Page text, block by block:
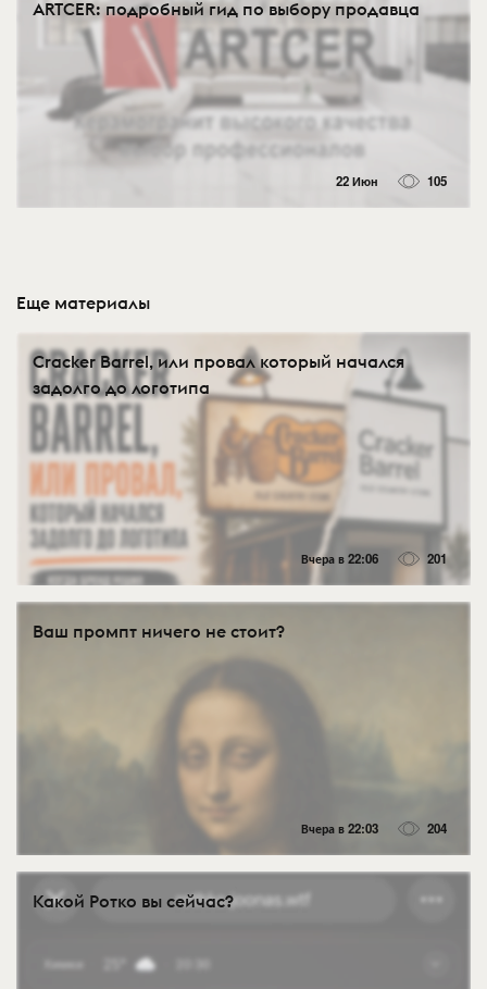
ARTCER: подробный гид по выбору продавца
22 Июн 105
Еще материалы
Cracker Barrel, или провал который начался
задолго до логотипа
Вчера в 22:06 201
Ваш промпт ничего не стоит?
Вчера в 22:03 204
Какой Ротко вы сейчас?